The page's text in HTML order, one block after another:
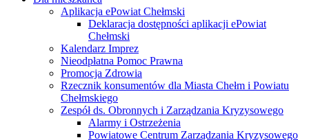
Aplikacja ePowiat Chełmski
Deklaracja dostępności aplikacji ePowiat
Chełmski
Kalendarz Imprez
Nieodpłatna Pomoc Prawna
Promocja Zdrowia
Rzecznik konsumentów dla Miasta Chełm i Powiatu
Chełmskiego
Zespół ds. Obronnych i Zarządzania Kryzysowego
Alarmy i Ostrzeżenia
Powiatowe Centrum Zarządzania Kryzysowego